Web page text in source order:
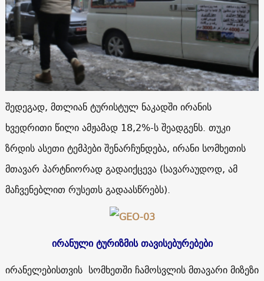
შედეგად, მთლიან ტურისტულ ნაკადში ირანის
ხვედრითი წილი ამჟამად 18,2%-ს შეადგენს. თუკი
ზრდის ასეთი ტემპები შენარჩუნდება, ირანი სომხეთის
მთავარ პარტნიორად გადაიქცევა (სავარაუდოდ, ამ
მაჩვენებლით რუსეთს გადაასწრებს).
ირანული ტურიზმის თავისებურებები
ირანელებისთვის სომხეთში ჩამოსვლის მთავარი მიზეზი